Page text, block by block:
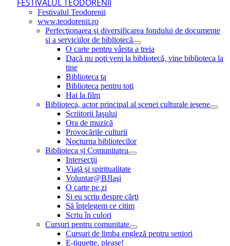
FESTIVALUL TEODORENII
Festivalul Teodorenii
www.teodorenii.ro
Perfecţionarea şi diversificarea fondului de documente
şi a serviciilor de bibliotecă
O carte pentru vârsta a treia
Dacă nu poţi veni la bibliotecă, vine biblioteca la
tine
Biblioteca ta
Biblioteca pentru toţi
Hai la film
Biblioteca, actor principal al scenei culturale ieşene
Scriitorii Iaşului
Ora de muzică
Provocările culturii
Nocturna bibliotecilor
Biblioteca și Comunitatea
Intersecţii
Viaţă şi spiritualitate
Voluntar@BJIaşi
O carte pe zi
Şi eu scriu despre cărţi
Să înţelegem ce citim
Scriu în culori
Cursuri pentru comunitate
Cursuri de limba engleză pentru seniori
E-tiquette, please!